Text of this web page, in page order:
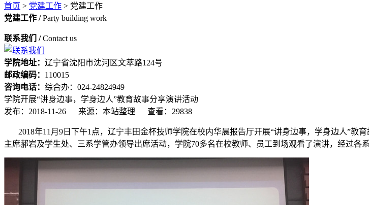
首页 > 党建工作 > 党建工作
党建工作 /Party building work
联系我们 /Contact us
学院地址： 辽宁省沈阳市沈河区文萃路124号
邮政编码： 110015
咨询电话： 综合办：024-24824949
学院开展“讲身边事，学身边人”教育故事分享演讲活动
发布：2018-11-26 来源：本站整理 查看：29838
2018年11月9日下午1点，辽宁丰田金杯技师学院在校内华晨报告厅开展“讲身边事，学身边人”教
主席郝岩及学生处、三系学管办领导出席活动，学院70多名在校教师、员工到场观看了演讲，经过各